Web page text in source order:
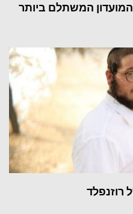
המשתלם ביותר
רוזנפלד